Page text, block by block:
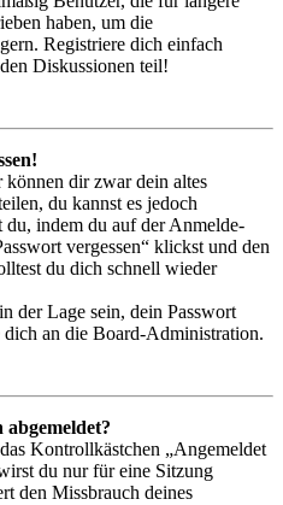
haben, um die
Registriere dich einfach
Diskussionen teil!
dir zwar dein altes
du kannst es jedoch
du, indem du auf der Anmelde-
vergessen“ klickst und den
du dich schnell wieder
der Lage sein, dein Passwort
dich an die Board-Administration.
Kontrollkästchen „Angemeldet
du nur für eine Sitzung
den Missbrauch deines